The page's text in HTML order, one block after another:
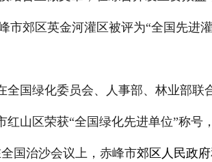
市郊区英金河灌区被评为“全国先进
全国绿化委员会、人事部、林业部联
红山区荣获“全国绿化先进单位”称号
国治沙会议上，赤峰市郊区人民政府